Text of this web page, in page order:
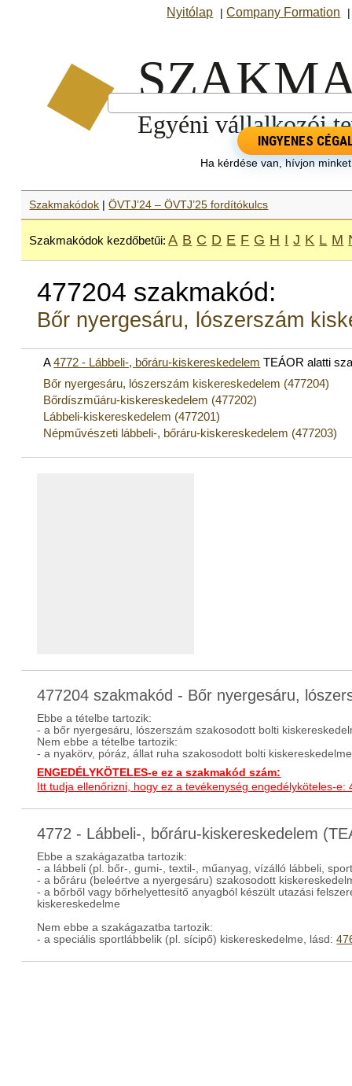
Nyitólap |Company Formation
INGYENES
Ha kérdése van, hívjon
Szakmakódok |ÖVTJ’24 – ÖVTJ’25 fordítókulcs
Szakmakódok kezdőbetűi: A B C D E F G H I J K L M
477204 szakmakód:
Bőr nyergesáru, lószerszám
A4772 - Lábbeli-, bőráru-kiskereskedelem TEÁOR alatti
Bőr nyergesáru, lószerszám kiskereskedelem (477204)
Bőrdíszműáru-kiskereskedelem (477202)
Lábbeli-kiskereskedelem (477201)
Népművészeti lábbeli-, bőráru-kiskereskedelem (477203)
477204 szakmakód - Bőr nyergesáru,
Ebbe a tételbe tartozik:
- a bőr nyergesáru, lószerszám szakosodott bolti
Nem ebbe a tételbe tartozik:
- a nyakörv, póráz, állat ruha szakosodott bolti
ENGEDÉLYKÖTELES-e ez a szakmakód szám:
Itt tudja ellenőrizni, hogy ez a tevékenység engedélyköteles-e:
4772 - Lábbeli-, bőráru-kiskereskedelem
Ebbe a szakágazatba tartozik:
- a lábbeli (pl. bőr-, gumi-, textil-, műanyag, vízálló lábbeli,
- a bőráru (beleértve a nyergesáru) szakosodott
- a bőrből vagy bőrhelyettesítő anyagból készült utazási
kiskereskedelme
Nem ebbe a szakágazatba tartozik:
- a speciális sportlábbelik (pl. sícipő) kiskereskedelme, lásd: